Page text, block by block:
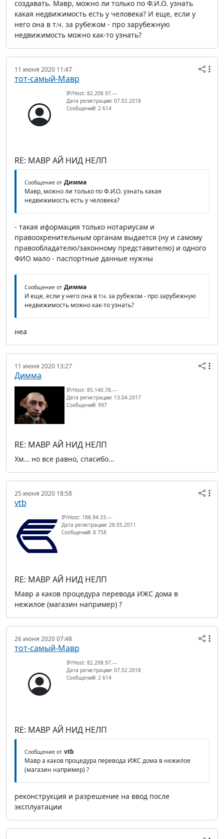
создавать. Мавр, можно ли только по Ф.И.О. узнать
какая недвижимость есть у человека? И еще, если у
него она в т.ч. за рубежом - про зарубежную
недвижимость можно как-то узнать?
11 июня 2020 11:47
тот-самый-Мавр
IP/Host: 82.208.97.---
Дата регистрации: 07.02.2018
Сообщений: 2 614
RE: МАВР АЙ НИД НЕЛП
Сообщение от Димма
Мавр, можно ли только по Ф.И.О. узнать какая
недвижимость есть у человека?
- такая иформация только нотариусам и
правоохренительным органам выдается (ну и самому
правообладателю/законному представителю) и одного
ФИО мало - паспортные данные нужны
Сообщение от Димма
И еще, если у него она в т.ч. за рубежом - про зарубежную
недвижимость можно как-то узнать?
неа
11 июня 2020 13:27
Димма
IP/Host: 85.140.78.---
Дата регистрации: 13.04.2017
Сообщений: 997
RE: МАВР АЙ НИД НЕЛП
Хм... но все равно, спасибо...
25 июня 2020 18:58
vtb
IP/Host: 188.94.33.---
Дата регистрации: 28.05.2011
Сообщений: 8 758
RE: МАВР АЙ НИД НЕЛП
Мавр а каков процедура перевода ИЖС дома в
нежилое (магазин например) ?
26 июня 2020 07:48
тот-самый-Мавр
IP/Host: 82.208.97.---
Дата регистрации: 07.02.2018
Сообщений: 2 614
RE: МАВР АЙ НИД НЕЛП
Сообщение от vtb
Мавр а каков процедура перевода ИЖС дома в нежилое
(магазин например) ?
реконструкция и разрешение на ввод после
эксплуатации